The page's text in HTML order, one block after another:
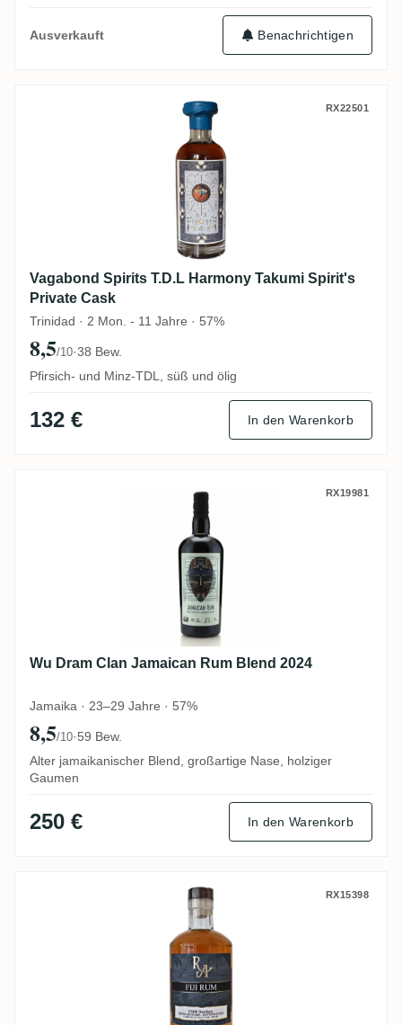
Ausverkauft Benachrichtigen
Vagabond Spirits T.D.L Harmony Takumi
RX22501
Vagabond Spirits T.D.L Harmony Takumi Spirit's
Private Cask
Trinidad · 2 Mon. - 11 Jahre · 57%
8,5/10·38 Bew.
Pfirsich- und Minz-TDL, süß und ölig
132 € In den Warenkorb
Wu Dram Clan Jamaican Rum Blend 2024
RX19981
Wu Dram Clan Jamaican Rum Blend 2024
Jamaika · 23–29 Jahre · 57%
8,5/10·59 Bew.
Alter jamaikanischer Blend, großartige Nase, holziger
Gaumen
250 € In den Warenkorb
South Pacific Rum Artesanal Fiji Rum
RX15398